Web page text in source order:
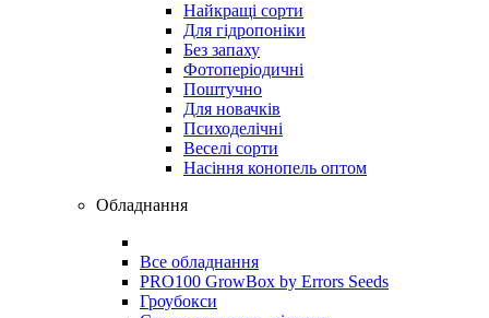
Найкращі сорти
Для гідропоніки
Без запаху
Фотоперіодичні
Поштучно
Для новачків
Психоделічні
Веселі сорти
Насіння конопель оптом
Обладнання
Все обладнання
PRO100 GrowBox by Errors Seeds
Гроубокси